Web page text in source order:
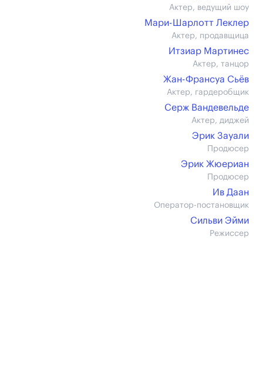
Актер, ведущий шоу
Мари-Шарлотт Леклер
Актер, продавщица
Итзиар Мартинес
Актер, танцор
Жан-Франсуа Сьёв
Актер, гардеробщик
Серж Вандевельде
Актер, диджей
Эрик Зауали
Продюсер
Эрик Жюериан
Продюсер
Ив Даан
Оператор-постановщик
Сильви Эйми
Режиссер